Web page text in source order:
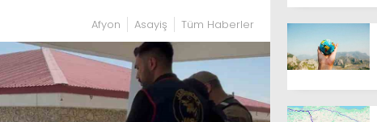
Afyon Asayiş Tüm Haberler